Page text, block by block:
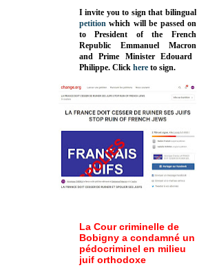
I invite you to sign that bilingual
petition which will be passed on
to President of the French
Republic Emmanuel Macron
and Prime MinisterEdouard
Philippe. Click here to sign.
La Cour criminelle de
Bobigny a condamné un
pédocriminel en milieu
juif orthodoxe